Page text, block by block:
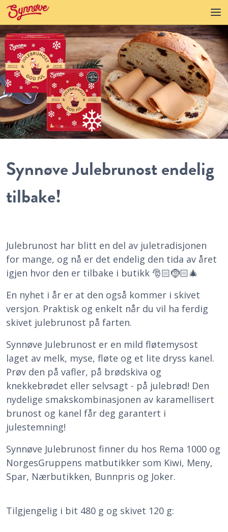
Synnøve Julebrunost endelig
tilbake!
Julebrunost har blitt en del av juletradisjonen
for mange, og nå er det endelig den tida av året
igjen hvor den er tilbake i butikk 🎅🏻🤶🏻🎄
En nyhet i år er at den også kommer i skivet
versjon. Praktisk og enkelt når du vil ha ferdig
skivet julebrunost på farten.
Synnøve Julebrunost er en mild fløtemysost
laget av melk, myse, fløte og et lite dryss kanel.
Prøv den på vafler, på brødskiva og
knekkebrødet eller selvsagt - på julebrød! Den
nydelige smakskombinasjonen av karamellisert
brunost og kanel får deg garantert i
julestemning!
Synnøve Julebrunost finner du hos Rema 1000 og
NorgesGruppens matbutikker som Kiwi, Meny,
Spar, Nærbutikken, Bunnpris og Joker.
Tilgjengelig i bit 480 g og skivet 120 g: